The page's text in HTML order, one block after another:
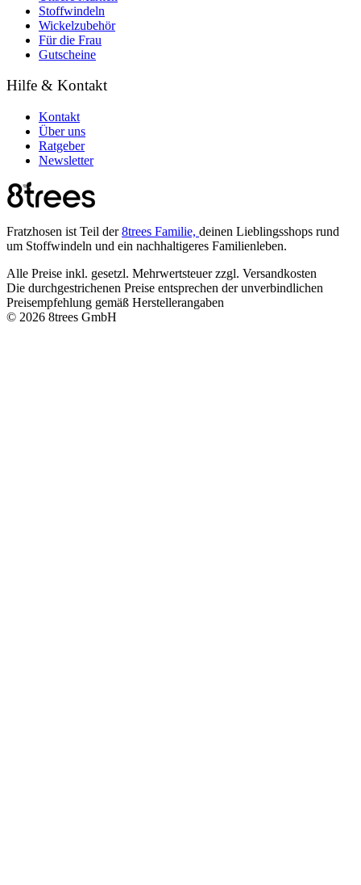
Stoffwindeln
Wickelzubehör
Für die Frau
Gutscheine
Hilfe & Kontakt
Kontakt
Über uns
Ratgeber
Newsletter
Fratzhosen ist Teil der8trees Familie, deinen Lieblingsshops rund
um Stoffwindeln und ein nachhaltigeres Familienleben.
Alle Preise inkl. gesetzl. Mehrwertsteuer zzgl. Versandkosten
Die durchgestrichenen Preise entsprechen der unverbindlichen
Preisempfehlung gemäß Herstellerangaben
© 2026 8trees GmbH